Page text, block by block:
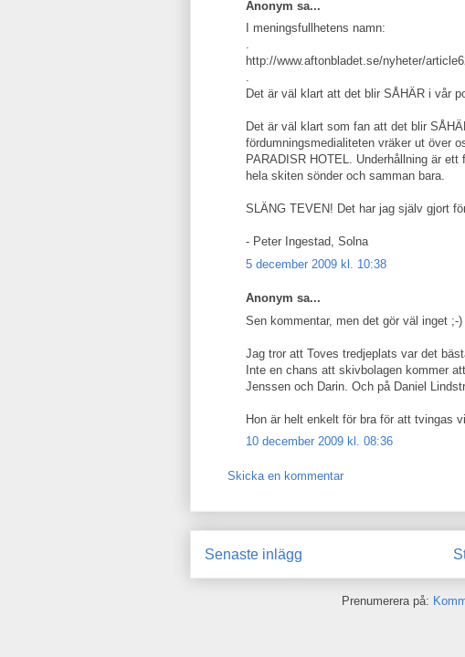
Anonym sa...
I meningsfullhetens namn:
.
http://www.aftonbladet.se/nyheter/
.
Det är väl klart att det blir SÅHÄR i vår
Det är väl klart som fan att det blir
fördumningsmedialiteten vräker ut över
PARADISR HOTEL. Underhållning är
hela skiten sönder och samman bara.
SLÄNG TEVEN! Det har jag själv gjort
- Peter Ingestad, Solna
5 december 2009 kl. 10:38
Anonym sa...
Sen kommentar, men det gör väl inget ;-)
Jag tror att Toves tredjeplats var det
Inte en chans att skivbolagen kommer
Jenssen och Darin. Och på Daniel
Hon är helt enkelt för bra för att tvingas
10 december 2009 kl. 08:36
Skicka en kommentar
Senaste inlägg
Prenumerera på: